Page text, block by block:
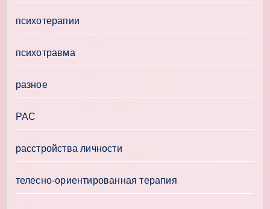
психотерапии
психотравма
разное
РАС
расстройства личности
телесно-ориентированная терапия